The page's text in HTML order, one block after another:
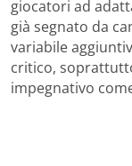
giocatori ad
già segnato da
variabile
critico,
impegnativo